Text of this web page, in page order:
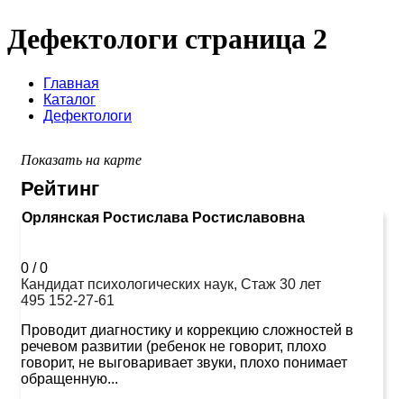
Дефектологи страница 2
Главная
Каталог
Дефектологи
Показать на карте
Рейтинг
Орлянская Ростислава Ростиславовна
0 /0
Кандидат психологических наук, Стаж 30 лет
495 152-27-61
Проводит диагностику и коррекцию сложностей в
речевом развитии (ребенок не говорит, плохо
говорит, не выговаривает звуки, плохо понимает
обращенную...